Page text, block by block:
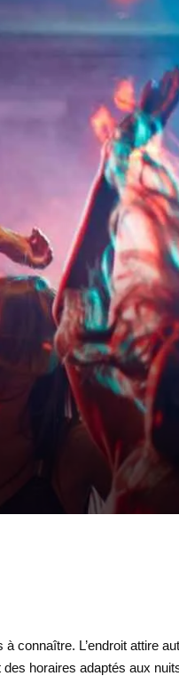
connaître. L’endroit attire
horaires adaptés aux